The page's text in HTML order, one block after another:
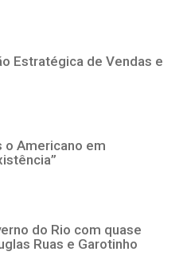
Estratégica de Vendas e
o Americano em
do Rio com quase
Ruas e Garotinho